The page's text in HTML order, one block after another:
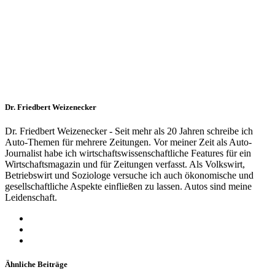
Dr. Friedbert Weizenecker
Dr. Friedbert Weizenecker - Seit mehr als 20 Jahren schreibe ich
Auto-Themen für mehrere Zeitungen. Vor meiner Zeit als Auto-
Journalist habe ich wirtschaftswissenschaftliche Features für ein
Wirtschaftsmagazin und für Zeitungen verfasst. Als Volkswirt,
Betriebswirt und Soziologe versuche ich auch ökonomische und
gesellschaftliche Aspekte einfließen zu lassen. Autos sind meine
Leidenschaft.
Ähnliche Beiträge